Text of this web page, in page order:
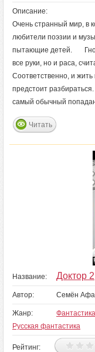
Описание:
Очень странный мир, в
любители поэзии и
пытающие детей.
все руки, но и раса,
Соответственно, и
предстоит
самый обычный
Читать
Название: Доктор 2
Автор: Семён
Жанр: Фантастика
Русская фантастика
Рейтинг: